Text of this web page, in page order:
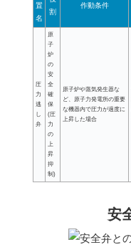
置
名
割
作動条件
圧
力
逃
し
弁
原
子
炉
の
安
全
確
保
(圧
力
の
上
昇
抑
制)
原子炉や蒸気発生器な
ど、原子力発電所の重要
な機器内で圧力が過度に
上昇した場合
安